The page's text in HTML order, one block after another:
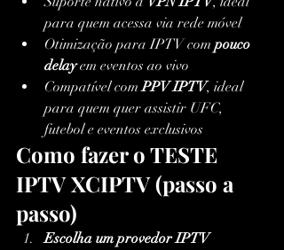
para quem acessa via rede móvel
Otimização para IPTV com pouco
delay em eventos ao vivo
Compatível com PPV IPTV, ideal
para quem quer assistir UFC,
futebol e eventos exclusivos
Como fazer o TESTE
IPTV XCIPTV (passo a
passo)
Escolha um provedor IPTV